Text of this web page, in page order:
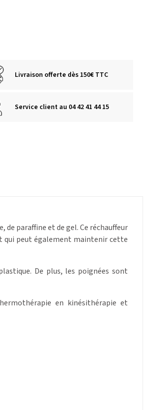
Livraison offerte dès 150€ TTC
Service client au 04 42 41 44 15
paraffine et de gel. Ce réchauffeur
peut également maintenir cette
De plus, les poignées sont
en kinésithérapie et